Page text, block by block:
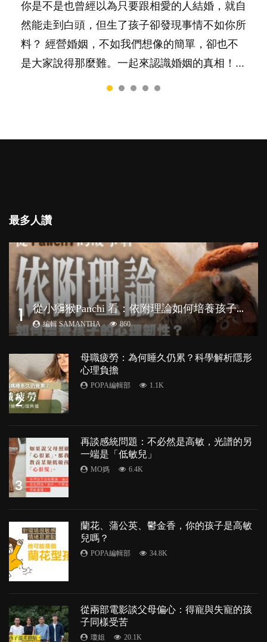
你是不是也曾經以為只要跟相愛的人結婚，就自
然能走到白頭，但生了孩子卻發現事情不如你所
料？ 經營婚姻，不如我們想像的簡單，卻也不
是大家說得那麼難。一起來認識婚姻的真相！...
陽光又健談的孩子總是很容易得到大家的喜愛，
特別是在講究團隊精神、鼓勵大家積極發表意見
的社會，他們彷彿如魚得水；那些愛靜靜觀察、
一個人默默耕耘的孩子呢？卻會讓父母擔心，擔
相信許多人初為人父母，由懷孕開始到孩子呱呱
落地，心中都有數之不盡的問題～這裡一次過集
合我們以往製作過的相關短片。 這段路讓我們
跟你同行～...
有人話學多種語言越早開始越好，有人卻說一時
間太多語言，會令孩子感到混淆，到底誰是誰
非？聽聽專家怎樣說，解開語言學習的迷思～...
很多父母都希望孩子係個「叻仔叻女」，學業別
太差，日常自理井井有條。這樣的孩子是萬中無
一，還是魚與熊掌，不能兼得？...
最多人讚
1 從
小獼猴Panchi 看：依附理論如何培養孩子心理韌性？
編輯 SAMANTHA 860
2
母職疲勞：為何睡久仍累？科學解析隱形
心理負擔
POPA編輯部 1.1K
3
再談感統問題：不必然是高敏，光譜的另
一端是「低敏兒」
MO媽 6.4K
4
蘭花、蒲公英、鬱金香，你的孩子是高敏
兒嗎？
POPA編輯部 34.8K
從兩部電影談父母偏心：得寵與失寵的孩
子同樣受苦
瓊姐 20.1K